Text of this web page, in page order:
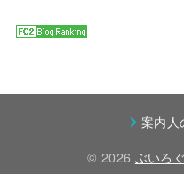
案内人
© 2026 ぶいろぐ